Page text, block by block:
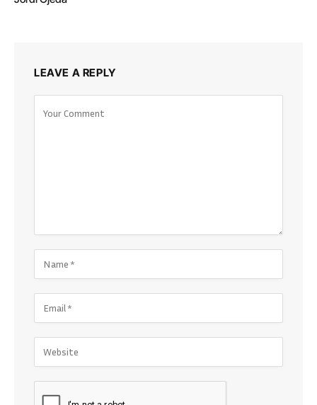
LEAVE A REPLY